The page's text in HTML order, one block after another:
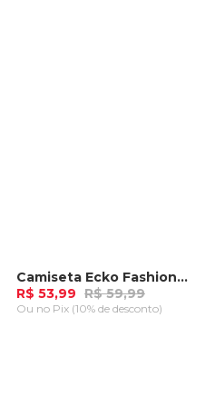
-10%Camiseta Ecko Fashion Basic Iconic Marrom
R$ 53,99 R$ 59,99
Ou no Pix (10% de desconto)